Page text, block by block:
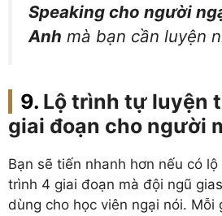
Speaking cho người
Anh mà bạn cần luyện
Lộ trình tự luyện
giai đoạn cho người
Bạn sẽ tiến nhanh hơn nếu có
trình 4 giai đoạn mà đội ngũ
dùng cho học viên ngại nói. Mỗi